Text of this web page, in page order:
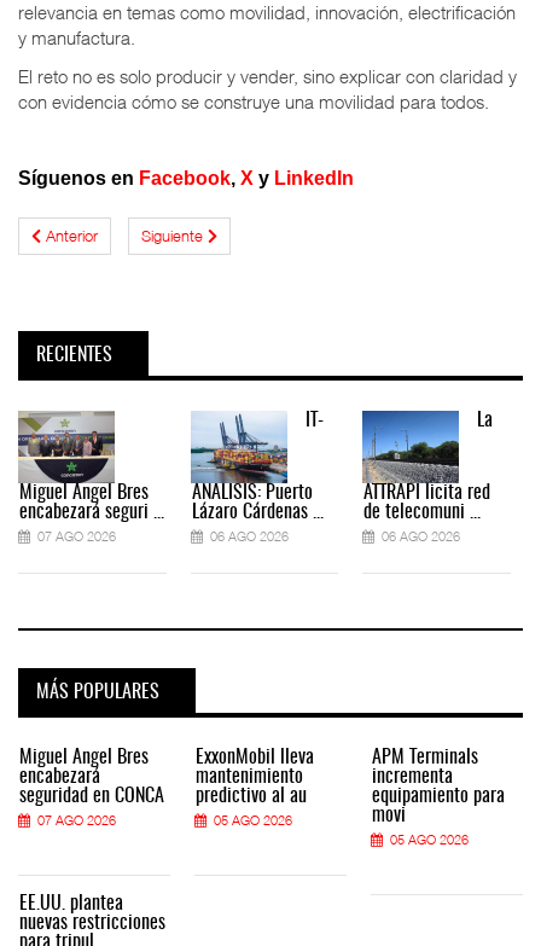
relevancia en temas como movilidad, innovación, electrificación
y manufactura.
El reto no es solo producir y vender, sino explicar con claridad y
con evidencia cómo se construye una movilidad para todos.
Síguenos en Facebook, X y LinkedIn
Anterior Siguiente
RECIENTES
Miguel Ángel Bres
encabezará seguri ...
07 AGO 2026
IT-
ANÁLISIS: Puerto
Lázaro Cárdenas ...
06 AGO 2026
La
ATTRAPI licita red
de telecomuni ...
06 AGO 2026
MÁS POPULARES
Miguel Ángel Bres
encabezará
seguridad en CONCA
07 AGO 2026
EE.UU. plantea
nuevas restricciones
ExxonMobil lleva
mantenimiento
predictivo al au
05 AGO 2026
APM Terminals
incrementa
equipamiento para
movi
05 AGO 2026